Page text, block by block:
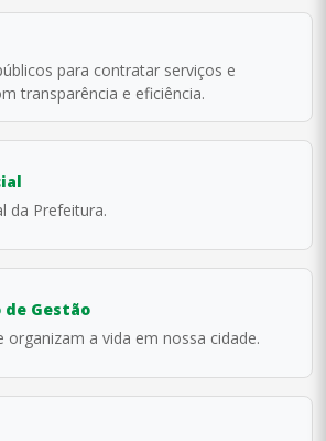
para contratar serviços e
transparência e eficiência.
da Prefeitura.
Gestão
organizam a vida em nossa cidade.